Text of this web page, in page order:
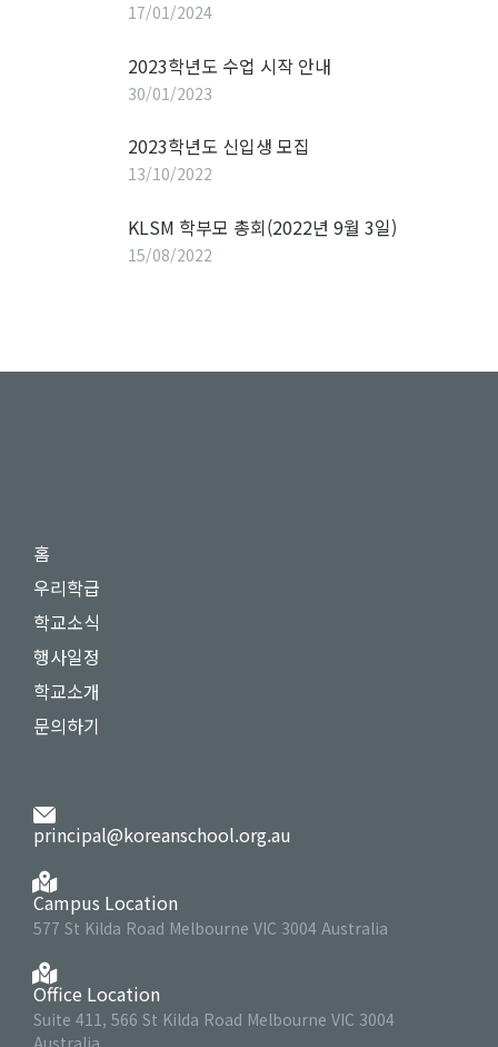
17/01/2024
2023학년도 수업 시작 안내
30/01/2023
2023학년도 신입생 모집
13/10/2022
KLSM 학부모 총회(2022년 9월 3일)
15/08/2022
홈
우리학급
학교소식
행사일정
학교소개
문의하기
principal@koreanschool.org.au
Campus Location
577 St Kilda Road Melbourne VIC 3004 Australia
Office Location
Suite 411, 566 St Kilda Road Melbourne VIC 3004